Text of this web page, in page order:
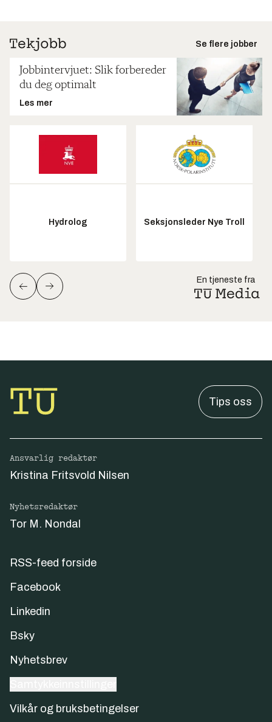
Se flere jobber
Jobbintervjuet: Slik forbereder
du deg optimalt
Les mer
Hydrolog Seksjonsleder Nye Troll
En tjeneste fra
Tips oss
Ansvarlig redaktør
Kristina Fritsvold Nilsen
Nyhetsredaktør
Tor M. Nondal
RSS-feed forside
Facebook
Linkedin
Bsky
Nyhetsbrev
Vilkår og bruksbetingelser